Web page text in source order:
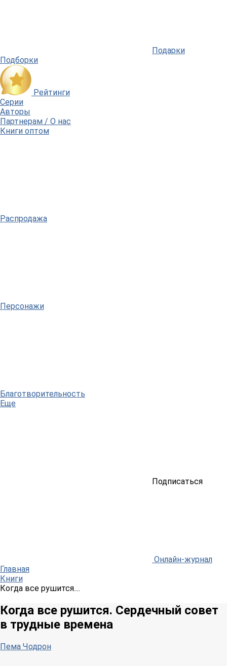
Подарки
Подборки
Рейтинги
Серии
Авторы
Партнерам / О нас
Книги оптом
Распродажа
Персонажи
Благотворительность
Еще
Подписаться
Онлайн-журнал
Главная
Книги
Когда все рушится....
Когда все рушится. Сердечный совет
в трудные времена
Пема Чодрон